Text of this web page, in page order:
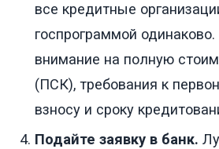
все кредитные
госпрограммой
внимание на полную
(ПСК), требования к
взносу и сроку
Подайте заявку в банк.